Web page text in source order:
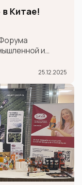
Китае!
и
Шанхайской25.12.2025